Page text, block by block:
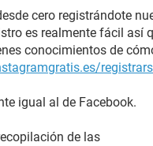
cero registrándote
es realmente fácil así
conocimientos de
igual al de Facebook.
de las